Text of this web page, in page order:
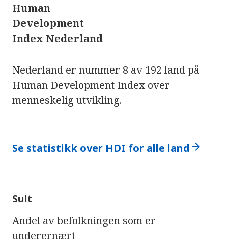
Human
Development
Index Nederland
Nederland er nummer 8 av 192 land på
Human Development Index over
menneskelig utvikling.
Se statistikk over HDI for alle land arrow_forward
Sult
Andel av befolkningen som er
underernært